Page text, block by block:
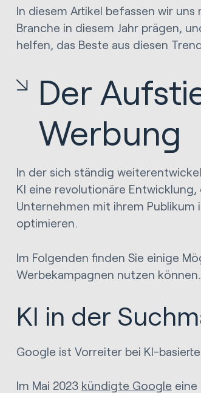
In diesem Artikel befassen wir
Branche in diesem Jahr prägen,
helfen, das Beste aus diesen
Der
Werbung
In der sich ständig
KI eine revolutionäre
Unternehmen mit ihrem
optimieren.
Im Folgenden finden Sie einige
Werbekampagnen nutzen können.
KI in der
Google ist Vorreiter bei KI-
Im Mai 2023 kündigte Google